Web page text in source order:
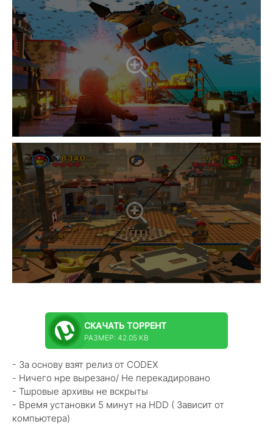
СКАЧАТЬ ТОРРЕНТ
РАЗМЕР: 42.05 KB
- За основу взят релиз от CODEX
- Ничего нре вырезано/ Не перекадировано
- Тшровые архивы не вскрыты
- Время установки 5 минут на HDD ( Зависит от
компьютера)